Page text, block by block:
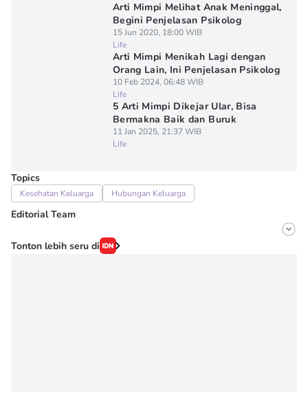
Arti Mimpi Melihat Anak Meninggal,
Begini Penjelasan Psikolog
15 Jun 2020, 18:00 WIB
Life
Arti Mimpi Menikah Lagi dengan
Orang Lain, Ini Penjelasan Psikolog
10 Feb 2024, 06:48 WIB
Life
5 Arti Mimpi Dikejar Ular, Bisa
Bermakna Baik dan Buruk
11 Jan 2025, 21:37 WIB
Life
Topics
Kesehatan Keluarga Hubungan Keluarga
Editorial Team
Editor
Onic Metheany
Tonton lebih seru di